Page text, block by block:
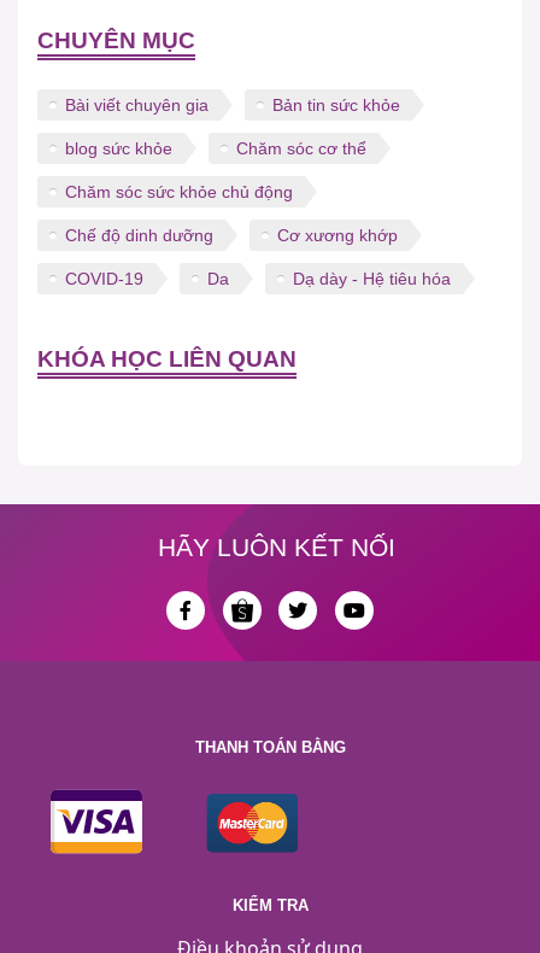
CHUYÊN MỤC
Bài viết chuyên gia Bản tin sức khỏe
blog sức khỏe Chăm sóc cơ thể
Chăm sóc sức khỏe chủ động
Chế độ dinh dưỡng Cơ xương khớp
COVID-19 Da Dạ dày - Hệ tiêu hóa
KHÓA HỌC LIÊN QUAN
HÃY LUÔN KẾT NỐI
THANH TOÁN BẰNG
KIỂM TRA